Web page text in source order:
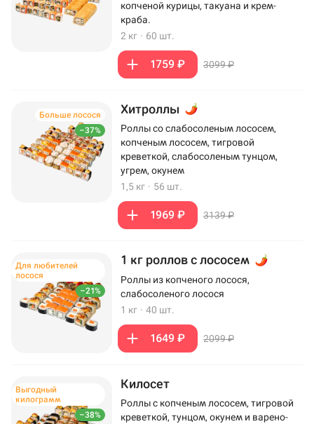
копченой курицы, такуана и крем-
краба.
2 кг · 60 шт.
1759 ₽ 3099 ₽
–37%
Больше лосося Хитроллы
Роллы со слабосоленым лососем,
копченым лососем, тигровой
креветкой, слабосоленым тунцом,
угрем, окунем
1,5 кг · 56 шт.
1969 ₽ 3139 ₽
–21%
Для любителей
лосося
1 кг роллов с лососем
Роллы из копченого лосося,
слабосоленого лосося
1 кг · 40 шт.
1649 ₽ 2099 ₽
–38%
Выгодный
килограмм
Килосет
Роллы с копченым лососем, тигровой
креветкой, тунцом, окунем и варено-